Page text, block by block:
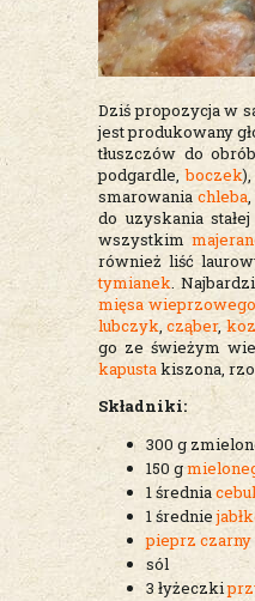
Dziś propozycja w
jest produkowany
tłuszczów do
podgardle,boczek
smarowania chleba
do uzyskania
wszystkim
również liść
tymianek.
mięsa
lubczyk,cząber,
go ze świeżym
kapustakiszona,
Składniki:
300 g
150 g
1 średnia
1 średnie
pieprz
sól
3 łyżeczki